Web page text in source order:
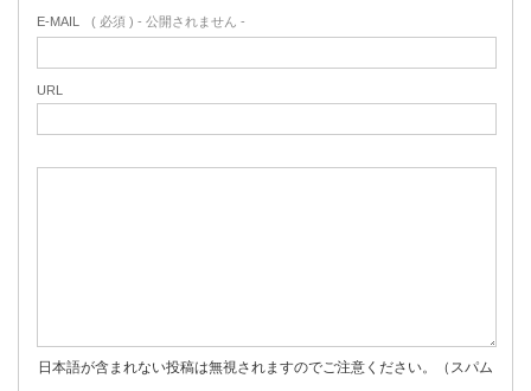
E-MAIL ( 必須 ) - 公開されません -
URL
日本語が含まれない投稿は無視されますのでご注意ください。（スパム